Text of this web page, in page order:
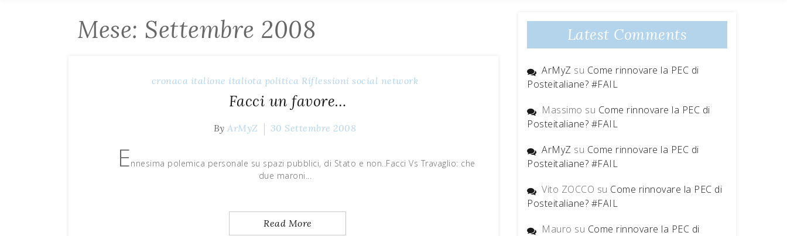
Mese: Settembre 2008
cronaca italione italiota politica Riflessioni social network
Facci un favore…
ByArMyZ 30 Settembre 2008
Ennesima polemica personale su spazi pubblici, di Stato e non..Facci Vs Travaglio: che
due maroni...
Read More
Latest Comments
ArMyZ su Come rinnovare la PEC di
Posteitaliane? #FAIL
Massimo su Come rinnovare la PEC di
Posteitaliane? #FAIL
ArMyZ su Come rinnovare la PEC di
Posteitaliane? #FAIL
Vito ZOCCO su Come rinnovare la PEC di
Posteitaliane? #FAIL
Mauro su Come rinnovare la PEC di